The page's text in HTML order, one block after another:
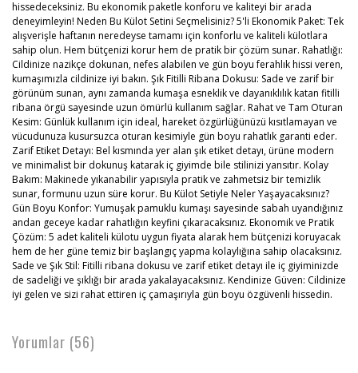
hissedeceksiniz. Bu ekonomik paketle konforu ve kaliteyi bir arada
deneyimleyin! Neden Bu Külot Setini Seçmelisiniz? 5'li Ekonomik Paket: Tek
alışverişle haftanın neredeyse tamamı için konforlu ve kaliteli külotlara
sahip olun. Hem bütçenizi korur hem de pratik bir çözüm sunar. Rahatlığı:
Cildinize nazikçe dokunan, nefes alabilen ve gün boyu ferahlık hissi veren,
kumaşımızla cildinize iyi bakın. Şık Fitilli Ribana Dokusu: Sade ve zarif bir
görünüm sunan, aynı zamanda kumaşa esneklik ve dayanıklılık katan fitilli
ribana örgü sayesinde uzun ömürlü kullanım sağlar. Rahat ve Tam Oturan
Kesim: Günlük kullanım için ideal, hareket özgürlüğünüzü kısıtlamayan ve
vücudunuza kusursuzca oturan kesimiyle gün boyu rahatlık garanti eder.
Zarif Etiket Detayı: Bel kısmında yer alan şık etiket detayı, ürüne modern
ve minimalist bir dokunuş katarak iç giyimde bile stilinizi yansıtır. Kolay
Bakım: Makinede yıkanabilir yapısıyla pratik ve zahmetsiz bir temizlik
sunar, formunu uzun süre korur. Bu Külot Setiyle Neler Yaşayacaksınız?
Gün Boyu Konfor: Yumuşak pamuklu kumaşı sayesinde sabah uyandığınız
andan geceye kadar rahatlığın keyfini çıkaracaksınız. Ekonomik ve Pratik
Çözüm: 5 adet kaliteli külotu uygun fiyata alarak hem bütçenizi koruyacak
hem de her güne temiz bir başlangıç yapma kolaylığına sahip olacaksınız.
Sade ve Şık Stil: Fitilli ribana dokusu ve zarif etiket detayı ile iç giyiminizde
de sadeliği ve şıklığı bir arada yakalayacaksınız. Kendinize Güven: Cildinize
iyi gelen ve sizi rahat ettiren iç çamaşırıyla gün boyu özgüvenli hissedin.
Yorumlar (56)